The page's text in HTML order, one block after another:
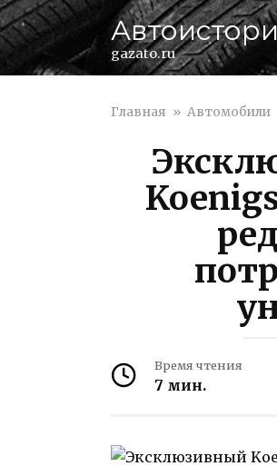
Перейти
к
контенту
gazato.ru
Главная » Автомобили
Время чтения
7 мин.